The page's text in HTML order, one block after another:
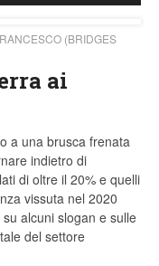
(BRIDGES
ai
a una brusca frenata
indietro di
di oltre il 20% e quelli
vissuta nel 2020
alcuni slogan e sulle
del settore